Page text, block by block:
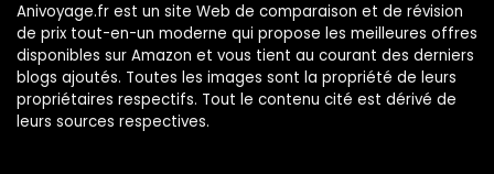
Anivoyage.fr est un site Web de comparaison et de révision
de prix tout-en-un moderne qui propose les meilleures offres
disponibles sur Amazon et vous tient au courant des derniers
blogs ajoutés. Toutes les images sont la propriété de leurs
propriétaires respectifs. Tout le contenu cité est dérivé de
leurs sources respectives.